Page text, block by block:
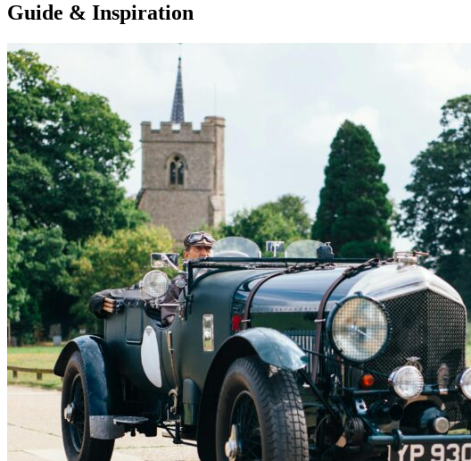
Guide & Inspiration